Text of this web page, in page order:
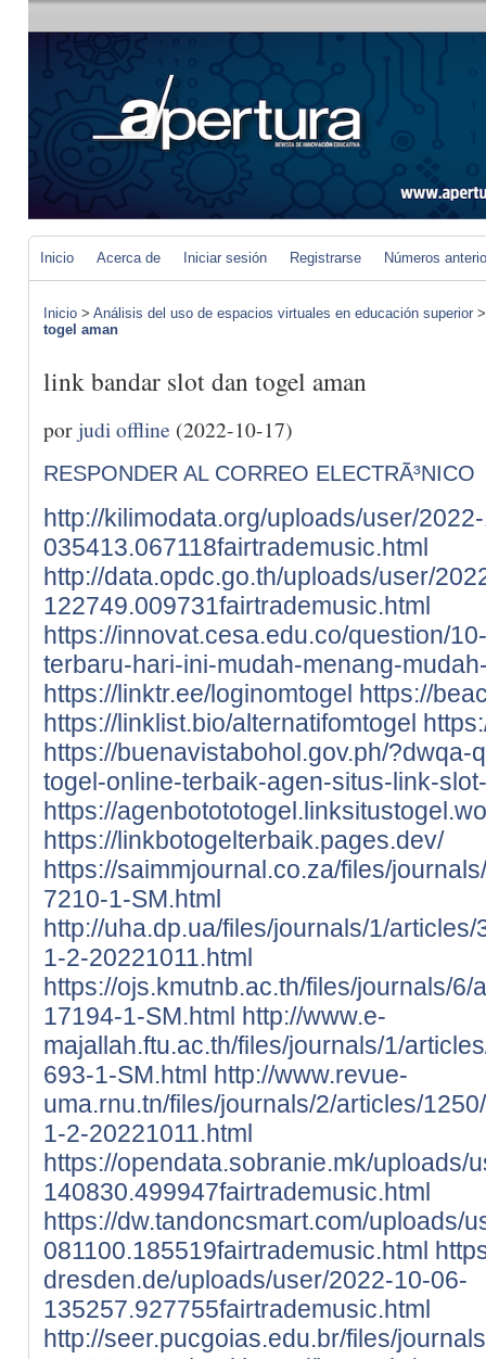
Inicio Acerca de Iniciar sesión Registrarse Números
Inicio > Análisis del uso de espacios virtuales en educación superior
togel aman
link bandar slot dan togel aman
porjudi offline (2022-10-17)
RESPONDER AL CORREO ELECTRÃ³NICO
http://kilimodata.org/uploads/user/
035413.067118fairtrademusic.html
http://data.opdc.go.th/uploads/user/
122749.009731fairtrademusic.html
https://innovat.cesa.edu.co/question/
terbaru-hari-ini-mudah-menang-
https://linktr.ee/loginomtogel https://
https://linklist.bio/alternatifomtogel
https://buenavistabohol.gov.ph/?dwqa-
togel-online-terbaik-agen-situs-link-
https://
https://linkbotogelterbaik.pages.dev/
https://saimmjournal.co.za/files/
7210-1-SM.html
http://uha.dp.ua/files/journals/1/
1-2-20221011.html
https://ojs.kmutnb.ac.th/files/journals/
17194-1-SM.html http://www.e-
majallah.ftu.ac.th/files/journals/1/
693-1-SM.html http://www.revue-
uma.rnu.tn/files/journals/2/articles/
1-2-20221011.html
https://opendata.sobranie.mk/uploads/
140830.499947fairtrademusic.html
https://dw.tandoncsmart.com/uploads/
081100.185519fairtrademusic.html
dresden.de/uploads/user/2022-10-06-
135257.927755fairtrademusic.html
http://seer.pucgoias.edu.br/files/